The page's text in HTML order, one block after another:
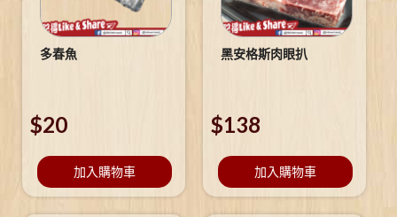
多春魚
$20
加入購物車
黑安格斯肉眼扒
$138
加入購物車